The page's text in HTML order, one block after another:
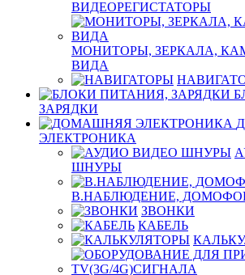
ВИДЕОРЕГИСТАТОРЫ
МОНИТОРЫ, ЗЕРКАЛА,
ВИДА
ЗАРЯДКИ
ЭЛЕКТРОНИКА
ШНУРЫ
В.НАБЛЮДЕНИЕ,
ЗВОНКИ
КАБЕЛЬ